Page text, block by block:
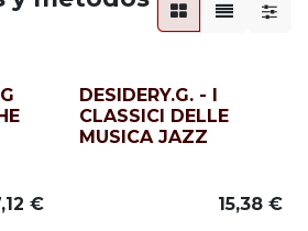
€
DESIDERY.G. - I
CLASSICI DELLE
MUSICA JAZZ
15,38€